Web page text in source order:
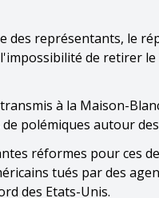
des représentants, le
de retirer
à la Maison-
polémiques autour des
réformes pour ces
tués par des
des Etats-Unis.